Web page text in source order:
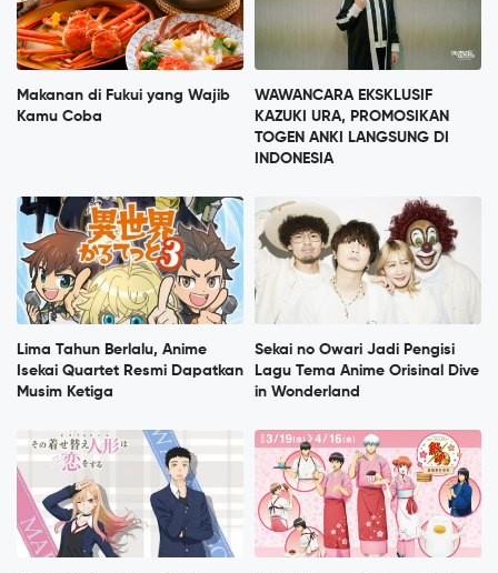
Makanan di Fukui yang Wajib
Kamu Coba
WAWANCARA EKSKLUSIF
KAZUKI URA, PROMOSIKAN
TOGEN ANKI LANGSUNG DI
INDONESIA
Lima Tahun Berlalu, Anime
Isekai Quartet Resmi Dapatkan
Musim Ketiga
Sekai no Owari Jadi Pengisi
Lagu Tema Anime Orisinal Dive
in Wonderland